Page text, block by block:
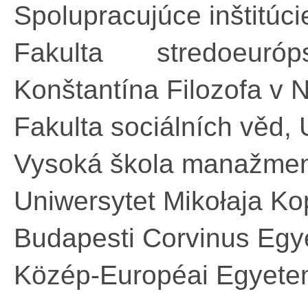
Spolupracujúce
Fakulta
Konštantína Filozofa v
Fakulta sociálních věd,
Vysoká škola
Uniwersytet Mikołaja
Budapesti Corvinus
Közép-Européai